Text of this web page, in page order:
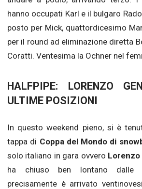
hanno occupati Karl e il bulgaro
posto per Mick, quattordicesimo
per il round ad eliminazione diretta
Coratti. Ventesima la Ochner nel
HALFPIPE: LORENZO
ULTIME POSIZIONI
In questo weekend pieno, si è
tappa di Coppa del Mondo di
solo italiano in gara ovvero Lorenzo
ha chiuso ben lontano dalle
precisamente è arrivato